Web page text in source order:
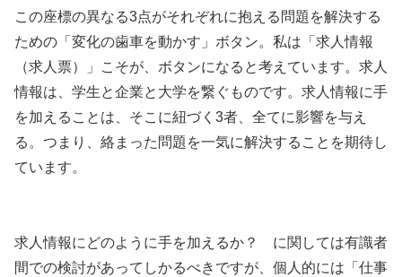
この座標の異なる3点がそれぞれに抱える問題を解決する
ための「変化の歯車を動かす」ボタン。私は「求人情報
（求人票）」こそが、ボタンになると考えています。求人
情報は、学生と企業と大学を繋ぐものです。求人情報に手
を加えることは、そこに紐づく3者、全てに影響を与え
る。つまり、絡まった問題を一気に解決することを期待し
ています。
求人情報にどのように手を加えるか？ に関しては有識者
間での検討があってしかるべきですが、個人的には「仕事